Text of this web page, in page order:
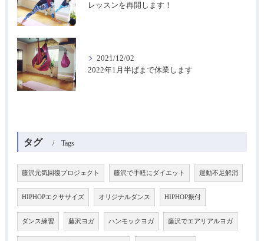
レッスンを再開します！
2021/12/02
2022年1月半ばまで休業します
タグ Tags
藤沢元気回復プロジェクト 藤沢で手軽にダイエット 運動不足解消
HIPHOPエクササイズ オリジナルダンス HIPHOP振付
ダンス練習 藤沢ヨガ ハンモックヨガ 藤沢でエアリアルヨガ